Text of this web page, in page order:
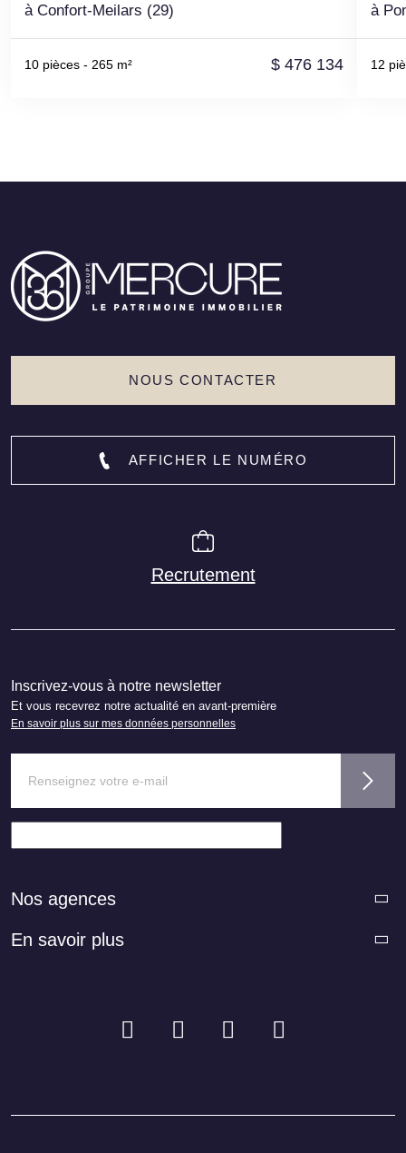
à Confort-Meilars (29)
10 pièces - 265 m² $476 134
à
12
NOUS CONTACTER
AFFICHER LE NUMÉRO
Recrutement
Inscrivez-vous à notre newsletter
Et vous recevrez notre actualité en avant-première
En savoir plus sur mes données personnelles
Nos agences
En savoir plus